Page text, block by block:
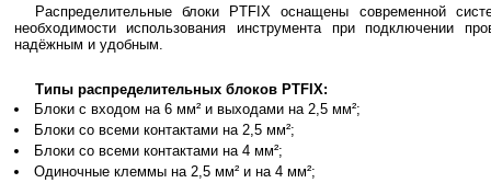
Распределительные блоки PTFIX оснащены современной
необходимости использования инструмента при подключении
надёжным и удобным.
Типы распределительных блоков PTFIX:
Блоки с входом на 6 мм² и выходами на 2,5 мм²;
Блоки со всеми контактами на 2,5 мм²;
Блоки со всеми контактами на 4 мм²;
Одиночные клеммы на 2,5 мм² и на 4 мм²;